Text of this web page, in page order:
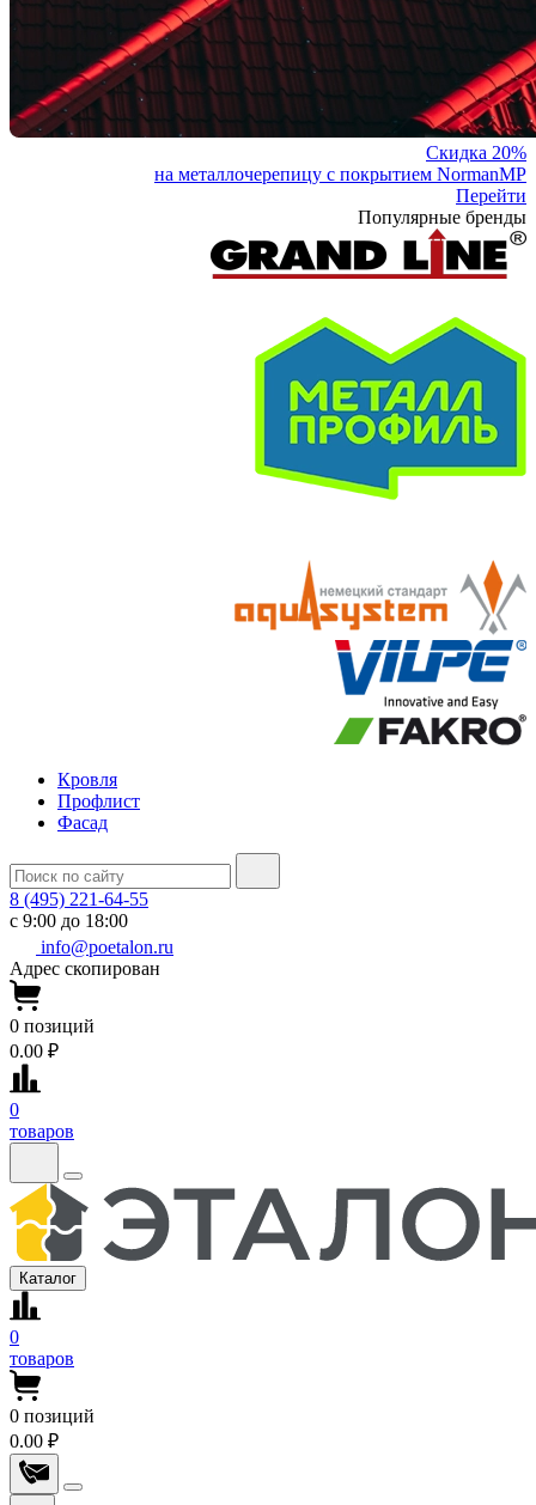
Скидка 20%
на металлочерепицу с покрытием NormanMP
Перейти
Популярные бренды
Кровля
Профлист
Фасад
8 (495) 221-64-55
с 9:00 до 18:00
info@poetalon.ru
Адрес скопирован
0 позиций
0.00 ₽
0
товаров
Каталог
0
товаров
0 позиций
0.00 ₽